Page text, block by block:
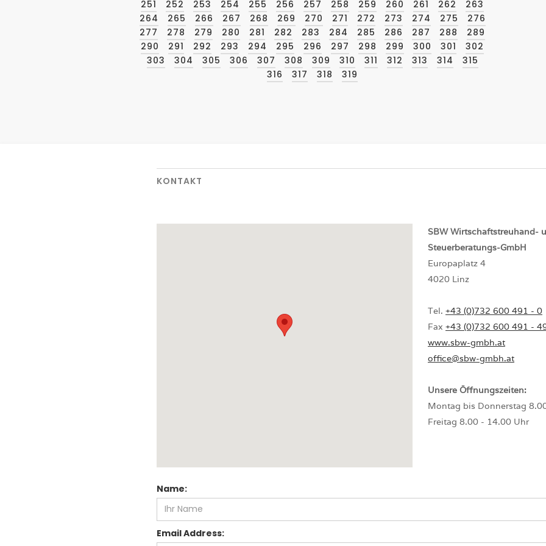
251 252 253 254 255 256 257 258 259 260 261 262
263
264
265 266 267 268 269 270 271 272 273 274 275
276
277
278 279 280 281 282 283 284 285 286 287 288
289
290
291 292 293 294 295 296 297 298 299 300 301
302
303
304 305 306 307 308 309 310 311 312 313 314
315
316
317 318 319
KONTAKT
SBWWirtschaftstreuhand-
Steuerberatungs-GmbH
Europaplatz 4
4020 Linz
Tel. +43 (0)732 600 491 - 0
Fax +43 (0)732 600 491 -
www.sbw-gmbh.at
office@sbw-gmbh.at
Unsere Öffnungszeiten:
Montag bis Donnerstag
Freitag 8.00 - 14.00 Uhr
Name:
Email Address: